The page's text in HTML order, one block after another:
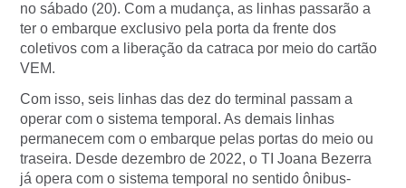
no sábado (20). Com a mudança, as linhas passarão a
ter o embarque exclusivo pela porta da frente dos
coletivos com a liberação da catraca por meio do cartão
VEM.
Com isso, seis linhas das dez do terminal passam a
operar com o sistema temporal. As demais linhas
permanecem com o embarque pelas portas do meio ou
traseira. Desde dezembro de 2022, o TI Joana Bezerra
já opera com o sistema temporal no sentido ônibus-